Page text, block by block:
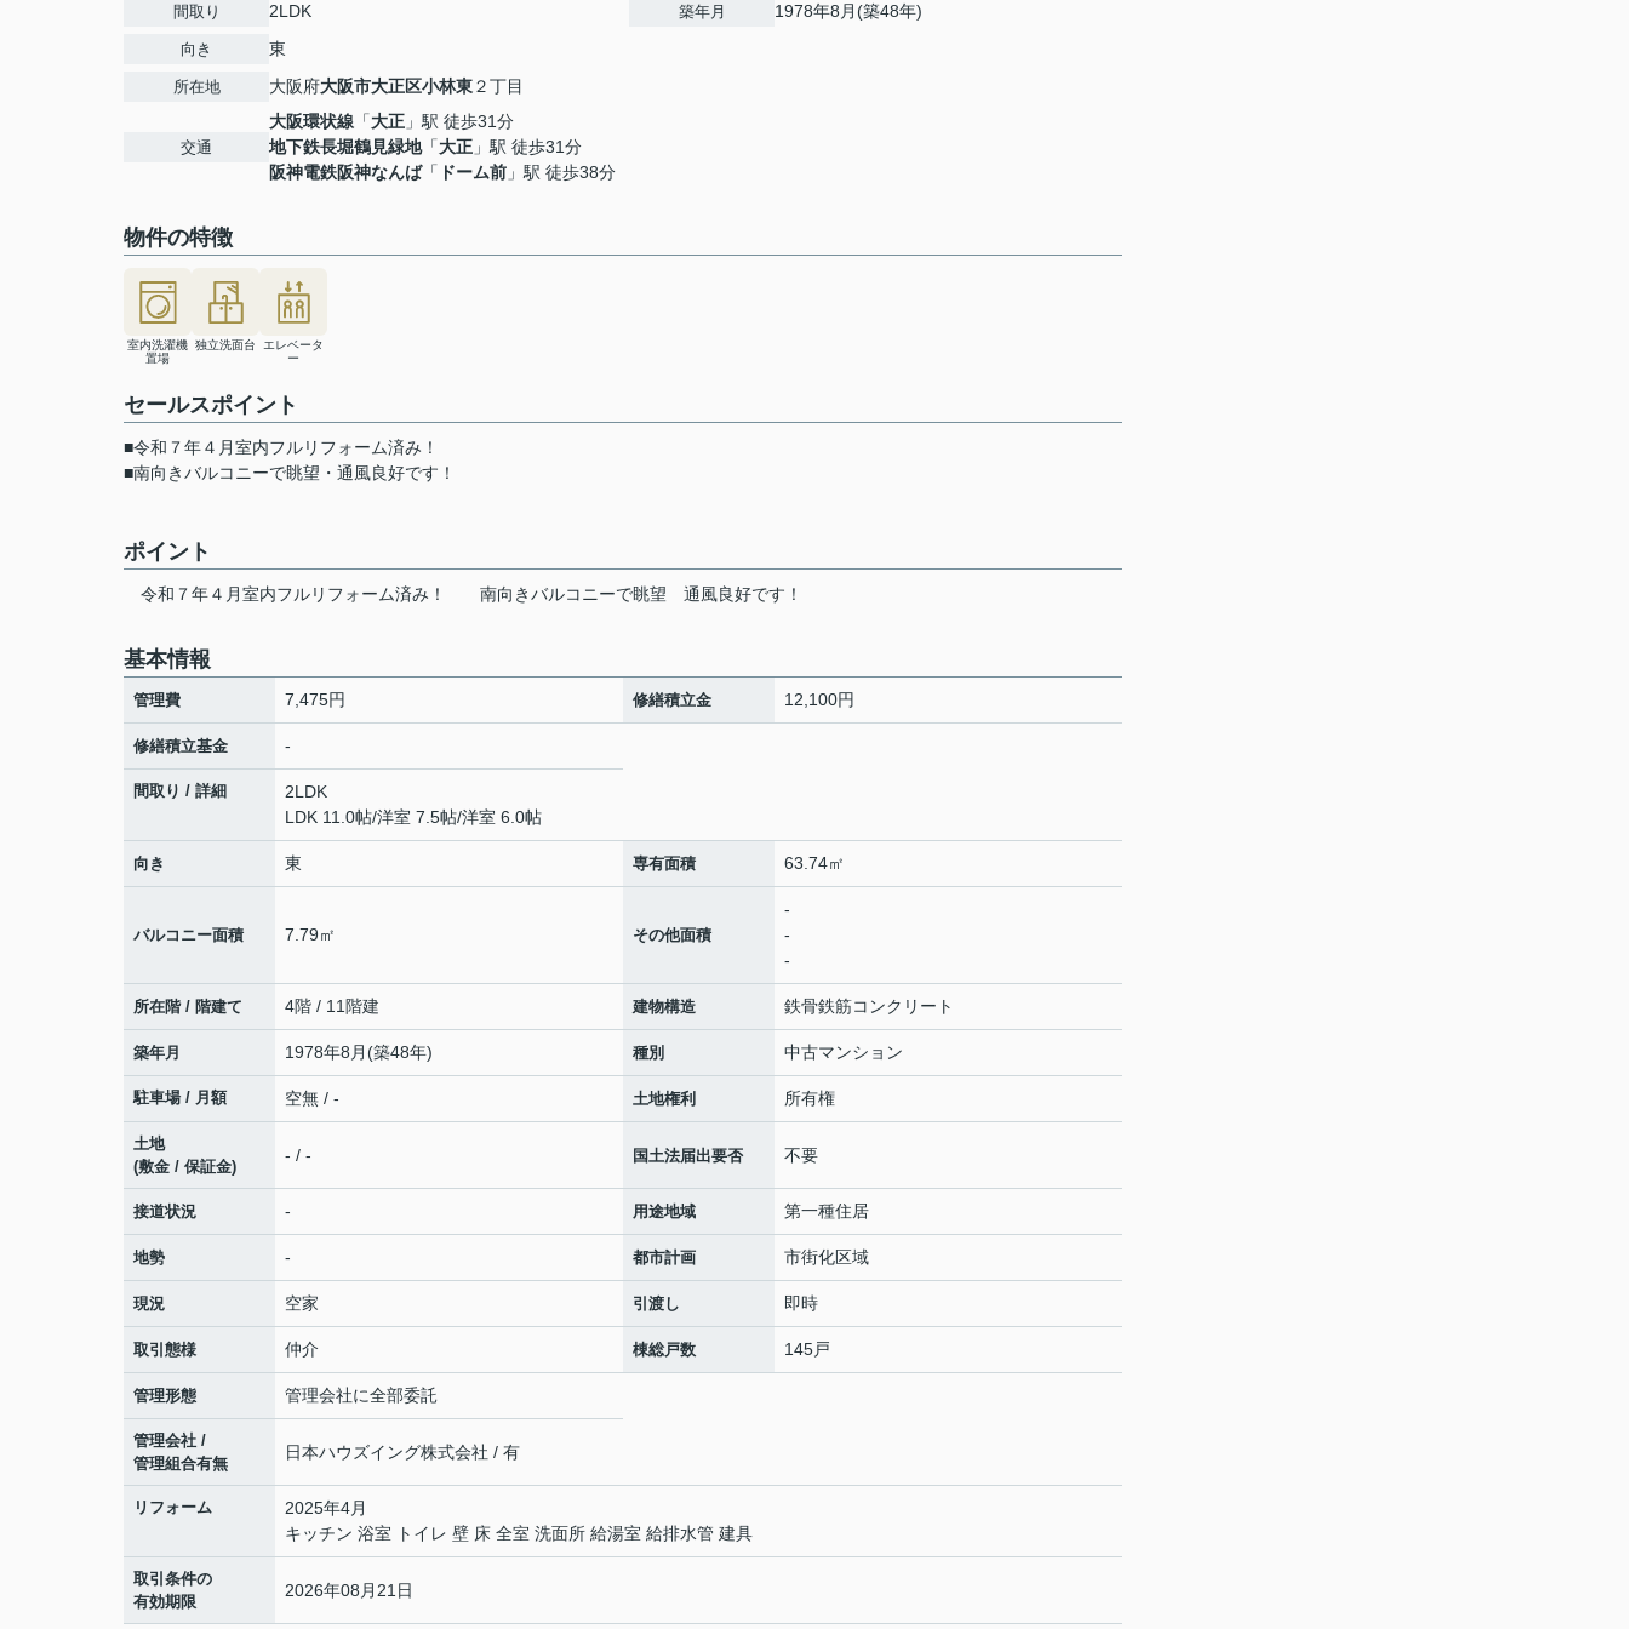
間取り 2LDK
向き 東
所在地 大阪府大阪市大正区小林東２丁目
交通
大阪環状線 「大正 」駅 徒歩31分
地下鉄長堀鶴見緑地「大正 」駅 徒歩31分
阪神電鉄阪神なんば「 ドーム前 」駅 徒歩38分
築年月 1978年8月(築48年)
物件の特徴
室内洗濯機
置場
独立洗面台
エレベータ
ー
セールスポイント
■令和７年４月室内フルリフォーム済み！
■南向きバルコニーで眺望・通風良好です！
ポイント
令和７年４月室内フルリフォーム済み！ 南向きバルコニーで眺望 通風良好です！
基本情報
管理費 7,475円 修繕積立金 12,100円
修繕積立基金 -
間取り / 詳細
2LDK
LDK 11.0帖/洋室 7.5帖/洋室 6.0帖
向き 東 専有面積 63.74㎡
バルコニー面積 7.79㎡ その他面積
-
-
-
所在階 / 階建て 4階 / 11階建 建物構造 鉄骨鉄筋コンクリート
築年月 1978年8月(築48年) 種別 中古マンション
駐車場 / 月額 空無 / - 土地権利 所有権
土地
(敷金 / 保証金)
- / - 国土法届出要否 不要
接道状況 - 用途地域 第一種住居
地勢 - 都市計画 市街化区域
現況 空家 引渡し 即時
取引態様 仲介 棟総戸数 145戸
管理形態 管理会社に全部委託
管理会社 /
管理組合有無
日本ハウズイング株式会社 / 有
リフォーム
2025年4月
キッチン 浴室 トイレ 壁 床 全室 洗面所 給湯室 給排水管 建具
取引条件の
有効期限
2026年08月21日